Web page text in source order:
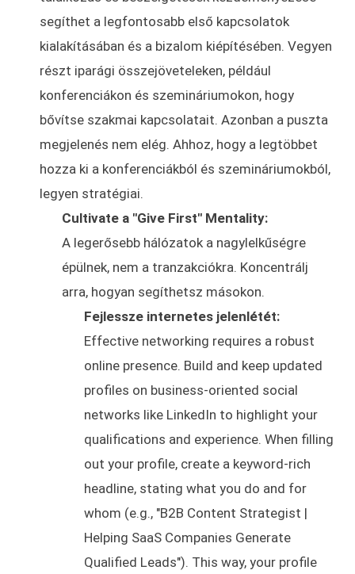
segíthet a legfontosabb első kapcsolatok
kialakításában és a bizalom kiépítésében. Vegyen
részt iparági összejöveteleken, például
konferenciákon és szemináriumokon, hogy
bővítse szakmai kapcsolatait. Azonban a puszta
megjelenés nem elég. Ahhoz, hogy a legtöbbet
hozza ki a konferenciákból és szemináriumokból,
legyen stratégiai.
Cultivate a "Give First" Mentality:
A legerősebb hálózatok a nagylelkűségre
épülnek, nem a tranzakciókra. Koncentrálj
arra, hogyan segíthetsz másokon.
Fejlessze internetes jelenlétét:
Effective networking requires a robust
online presence. Build and keep updated
profiles on business-oriented social
networks like LinkedIn to highlight your
qualifications and experience. When filling
out your profile, create a keyword-rich
headline, stating what you do and for
whom (e.g., "B2B Content Strategist |
Helping SaaS Companies Generate
Qualified Leads"). This way, your profile